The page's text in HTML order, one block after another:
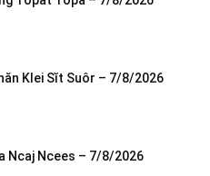
Klei Sĭt Suôr – 7/8/2026
Ncaj Ncees – 7/8/2026